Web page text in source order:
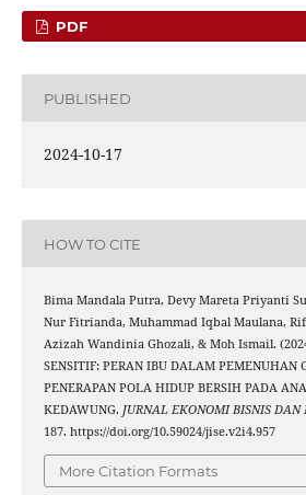
PDF
PUBLISHED
2024-10-17
HOW TO CITE
Bima Mandala Putra, Devy Mareta Priyanti
Nur Fitrianda, Muhammad Iqbal Maulana,
Azizah Wandinia Ghozali, & Moh Ismail.
SENSITIF: PERAN IBU DALAM PEMENUHAN
PENERAPAN POLA HIDUP BERSIH PADA
KEDAWUNG. JURNAL EKONOMI BISNIS DAN
187. https://doi.org/10.59024/jise.v2i4.957
More Citation Formats